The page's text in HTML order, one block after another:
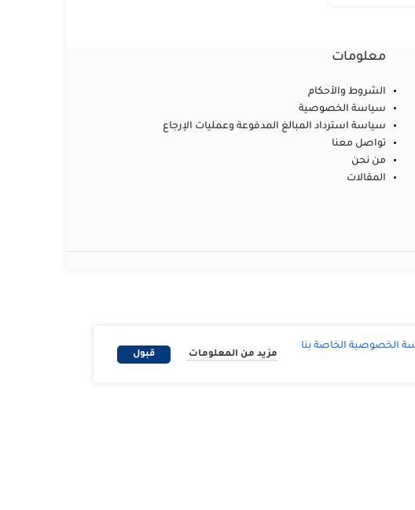
معلومات
الشروط والأحكام
سياسة الخصوصية
سياسة استرداد المبالغ المدفوعة وعمليات الإرجاع
تواصل معنا
من نحن
المقالات
الخصوصية الخاصة بنا
مزيد من المعلومات قبول